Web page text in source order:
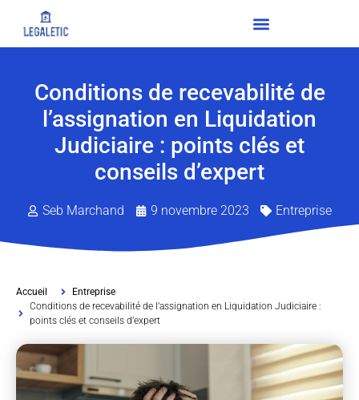
Conditions de recevabilité de
l’assignation en Liquidation
Judiciaire : points clés et
conseils d’expert
Seb Marchand 9 novembre 2023 Entreprise
Accueil
Entreprise
Conditions de recevabilité de l’assignation en Liquidation Judiciaire :
points clés et conseils d’expert